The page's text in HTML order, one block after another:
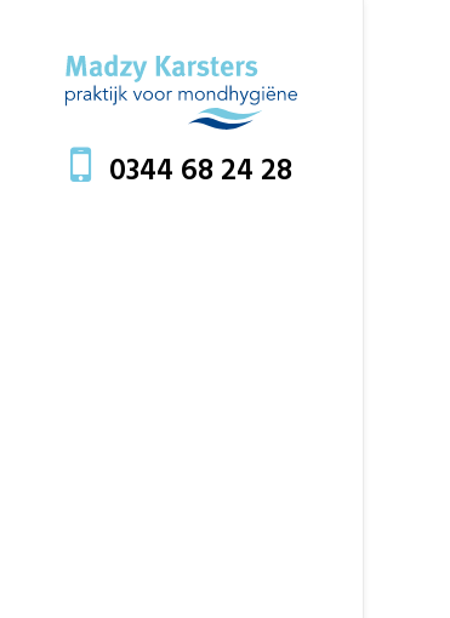
0344 68 24 28